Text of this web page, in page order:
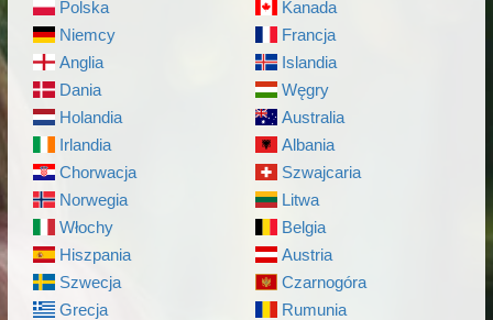
Polska
Niemcy
Anglia
Dania
Holandia
Irlandia
Chorwacja
Norwegia
Włochy
Hiszpania
Szwecja
Grecja
Kanada
Francja
Islandia
Węgry
Australia
Albania
Szwajcaria
Litwa
Belgia
Austria
Czarnogóra
Rumunia